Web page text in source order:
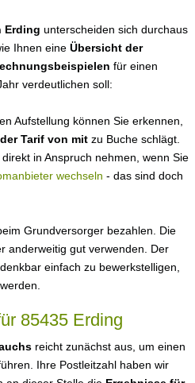
Erding unterscheiden sich durchaus
Ihnen eine Übersicht der
für einen
verdeutlichen soll:
Aufstellung können Sie erkennen,
der Tarif von mit zu Buche schlägt.
in Anspruch nehmen, wenn Sie
wechseln - das sind doch
Grundversorger bezahlen. Die
anderweitig gut verwenden. Der
einfach zu bewerkstelligen,
85435 Erding
reicht zunächst aus, um einen
Ihre Postleitzahl haben wir